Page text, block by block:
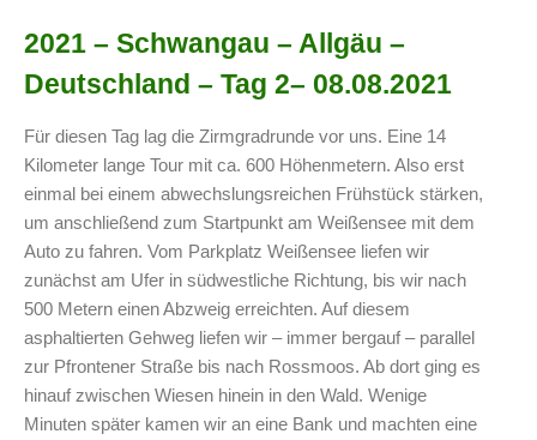
2021 – Schwangau – Allgäu –
Deutschland – Tag 2– 08.08.2021
Für diesen Tag lag die Zirmgradrunde vor uns. Eine 14
Kilometer lange Tour mit ca. 600 Höhenmetern. Also erst
einmal bei einem abwechslungsreichen Frühstück stärken,
um anschließend zum Startpunkt am Weißensee mit dem
Auto zu fahren. Vom Parkplatz Weißensee liefen wir
zunächst am Ufer in südwestliche Richtung, bis wir nach
500 Metern einen Abzweig erreichten. Auf diesem
asphaltierten Gehweg liefen wir – immer bergauf – parallel
zur Pfrontener Straße bis nach Rossmoos. Ab dort ging es
hinauf zwischen Wiesen hinein in den Wald. Wenige
Minuten später kamen wir an eine Bank und machten eine